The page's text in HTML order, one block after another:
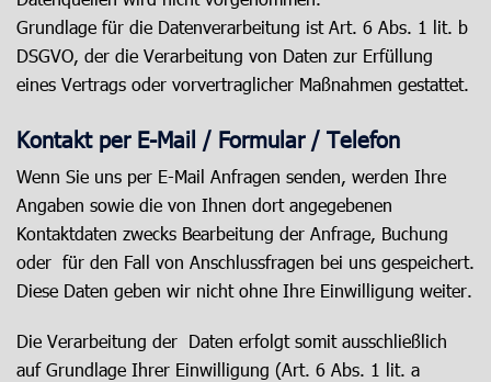
Grundlage für die Datenverarbeitung ist Art. 6 Abs. 1 lit. b
DSGVO, der die Verarbeitung von Daten zur Erfüllung
eines Vertrags oder vorvertraglicher Maßnahmen gestattet.
Kontakt per E-Mail / Formular / Telefon
Wenn Sie uns per E-Mail Anfragen senden, werden Ihre
Angaben sowie die von Ihnen dort angegebenen
Kontaktdaten zwecks Bearbeitung der Anfrage, Buchung
oder für den Fall von Anschlussfragen bei uns gespeichert.
Diese Daten geben wir nicht ohne Ihre Einwilligung weiter.
Die Verarbeitung der Daten erfolgt somit ausschließlich
auf Grundlage Ihrer Einwilligung (Art. 6 Abs. 1 lit. a